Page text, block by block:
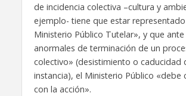
de incidencia colectiva –cultura y
ejemplo- tiene que estar
Ministerio Público Tutelar», y que
anormales de terminación de un
colectivo» (desistimiento o caducidad
instancia), el Ministerio Público «debe
con la acción».